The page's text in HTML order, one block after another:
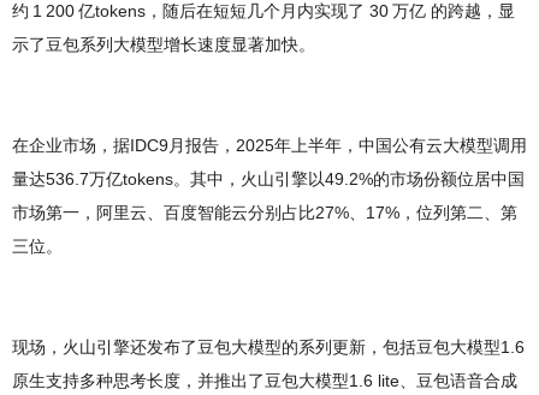
约 1 200 亿tokens，随后在短短几个月内实现了 30 万亿 的跨越，显
示了豆包系列大模型增长速度显著加快。
在企业市场，据IDC9月报告，2025年上半年，中国公有云大模型调用
量达536.7万亿tokens。其中，火山引擎以49.2%的市场份额位居中国
市场第一，阿里云、百度智能云分别占比27%、17%，位列第二、第
三位。
现场，火山引擎还发布了豆包大模型的系列更新，包括豆包大模型1.6
原生支持多种思考长度，并推出了豆包大模型1.6 lite、豆包语音合成